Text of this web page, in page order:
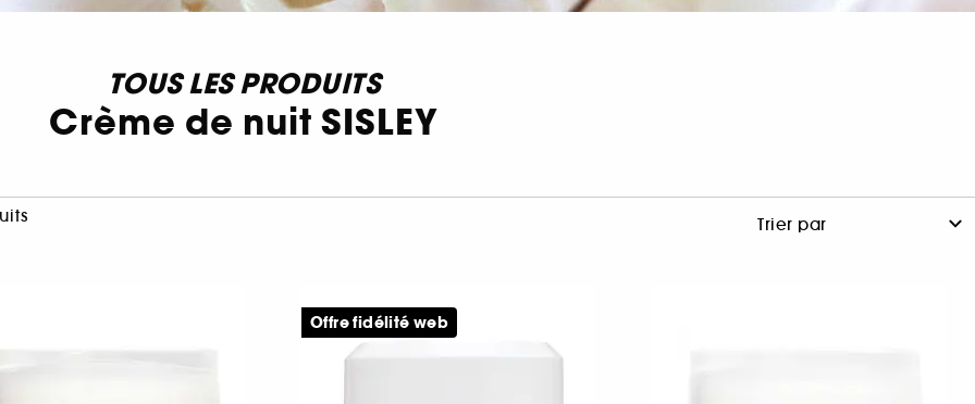
TOUS LES PRODUITS
Crème de nuit SISLEY
Offre fidélité web